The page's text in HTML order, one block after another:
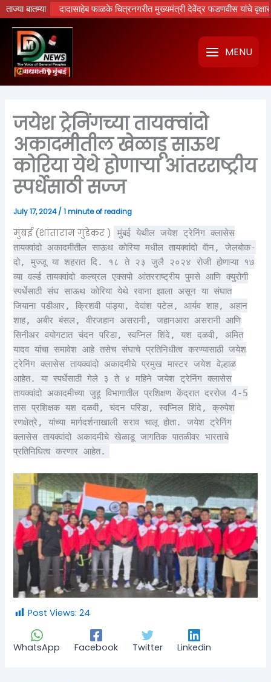
ताज्या बातम्यादादासाहेब फाळके चित्रनगरीत मुख्यमंत्री देवेंद्र फडणवीस यांचे वृक्षारोपण;
Skip
to
content
MENU
जयेश ट्रेनिंगच्या तायक्वांदो
अकादमीतील खेळाडू साऊथ
कोरिया येथे होणाऱ्या आंतरराष्ट्रीय
स्पर्धेसाठी सज्ज
July 17, 2024/1 minute of reading
मुंबई (शांताराम गुडेकर )
मुंबई येथील जयेश ट्रेनिंग क्लासेस
तायक्वांदो अकादमीतील साऊथ कोरिया मधील तायक्वांदो वॅान, जेलबोक-
दो, मुज्जू या शहरात दि. १८ ते २३ जुलै २०२४ रोजी होणाऱ्या १७
व्या वर्ल्ड तायक्वांदो कल्च्रल एक्सपो आंतरराष्ट्रीय पुमसे आणि क्युरोगी
स्पर्धेसाठी संघ साऊथ कोरिया येथे रवाना झाला असून या संघात
जियाना पडीआर, क्रिशवी पांड्या, देवांश पटेल, आर्यव शाह, अहान
शाह, अबीर बंसल, वीरजहान असरानी, जहानआरा असरानी आणि
सिनीअर वयोगटात चंदन परिडा, स्वप्निल शिंदे, यश दळवी, अमित
यादव यांचा समावेश आहे तसेच संघाचे प्रतिनिधीत्व करण्यासाठी जयेश
ट्रेनिंग क्लासेस तायक्वांदो अकादमीचे प्रमुख मास्टर जयेश वेल्हाळ
आहेत. या स्पर्धेसाठी गेले ३ ते ४ महिने जयेश ट्रेनिंग क्लासेस
तायक्वांदो अकादमीच्या जुहू विभागातील प्रशिक्षण केंद्रात दररोज 4-5
तास प्रशिक्षक यश दळवी, चंदन परिडा, स्वप्निल शिंदे, क्रुपेश
रणक्षेत्रे, यांच्या मार्गदर्शनाखाली सराव चालू होता. जयेश ट्रेनिंग
क्लासेस तायक्वांदो अकादमीचे खेळाडू जागतिक पातळीवर भारताचे
प्रतिनिधित्व करणार आहेत.
Post Views: 24
WhatsApp Facebook Twitter Linkedin